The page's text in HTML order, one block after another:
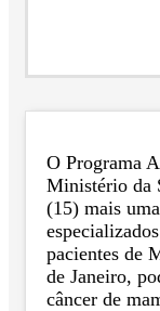
O Programa
Ministério da
(15) mais
pacientes de
de Janeiro,
câncer de